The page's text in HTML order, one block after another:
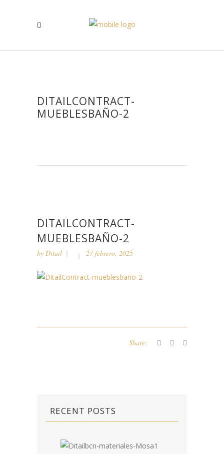
DITAILCONTRACT-
MUEBLESBAÑO-2
DITAILCONTRACT-
MUEBLESBAÑO-2
by Ditail 27 febrero, 2025
Share:
RECENT POSTS